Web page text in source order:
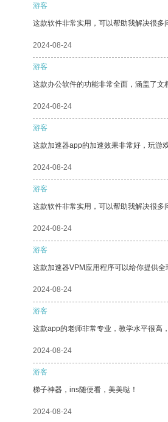
游客
这款软件非常实用，可以帮助我解决很多
2024-08-24
游客
这款办公软件的功能非常全面，涵盖了文
2024-08-24
游客
这款加速器app的加速效果非常好，玩游
2024-08-24
游客
这款软件非常实用，可以帮助我解决很多
2024-08-24
游客
这款加速器VPM应用程序可以给你提供全
2024-08-24
游客
这款app的老师非常专业，教学水平很高
2024-08-24
游客
梯子神器，ins随便看，美美哒！
2024-08-24